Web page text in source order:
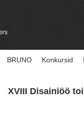
BRUNO Konkursid
XVIII Disainiöö